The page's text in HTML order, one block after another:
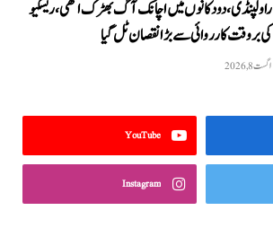
راولپنڈی، دو دکانوں میں اچانک آگ بھڑک اٹھی، ریسکیو
کی بروقت کارروائی سے بڑا نقصان ٹل گیا
اگست 8, 2026
YouTube
Instagram